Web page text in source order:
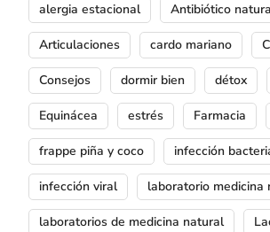
alergia estacional Antibiótico
Articulaciones cardo mariano
Consejos dormir bien détox
Equinácea estrés Farmacia
frappe piña y coco infección
infección viral laboratorio medicina
laboratorios de medicina natural